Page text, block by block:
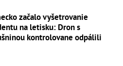
začalo vyšetrovanie
na letisku: Dron s
kontrolovane odpálili